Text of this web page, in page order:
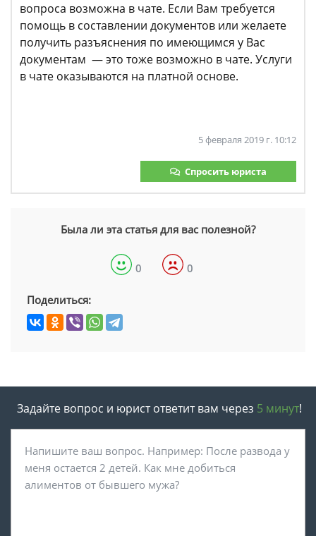
вопроса возможна в чате. Если Вам требуется
помощь в составлении документов или желаете
получить разъяснения по имеющимся у Вас
документам — это тоже возможно в чате. Услуги
в чате оказываются на платной основе.
5 февраля 2019 г. 10:12
Спросить юриста
Была ли эта статья для вас полезной?
0 0
Поделиться:
Задайте вопрос и юрист ответит вам через 5 минут!